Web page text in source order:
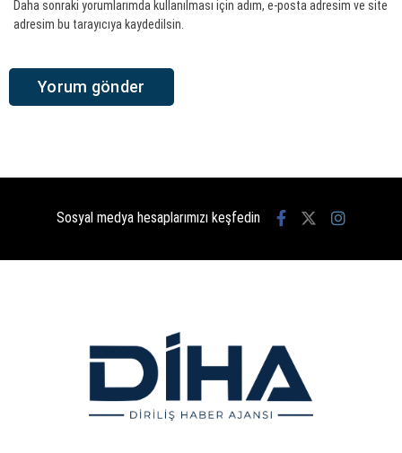
Daha sonraki yorumlarımda kullanılması için adım, e-posta adresim ve site
adresim bu tarayıcıya kaydedilsin.
Sosyal medya hesaplarımızı keşfedin